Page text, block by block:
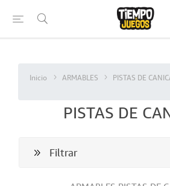
Inicio ARMABLES PISTAS DE
PISTAS DE
Filtrar